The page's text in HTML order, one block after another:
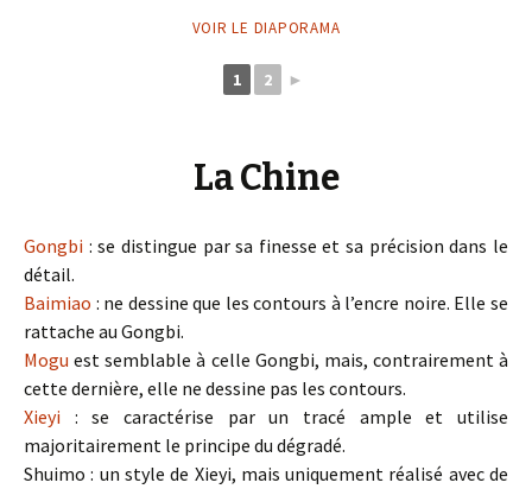
VOIR LE DIAPORAMA
1 2 ►
La Chine
Gongbi : se distingue par sa finesse et sa précision dans le
détail.
Baimiao : ne dessine que les contours à l’encre noire. Elle se
rattache au Gongbi.
Mogu est semblable à celle Gongbi, mais, contrairement à
cette dernière, elle ne dessine pas les contours.
Xieyi : se caractérise par un tracé ample et utilise
majoritairement le principe du dégradé.
Shuimo : un style de Xieyi, mais uniquement réalisé avec de